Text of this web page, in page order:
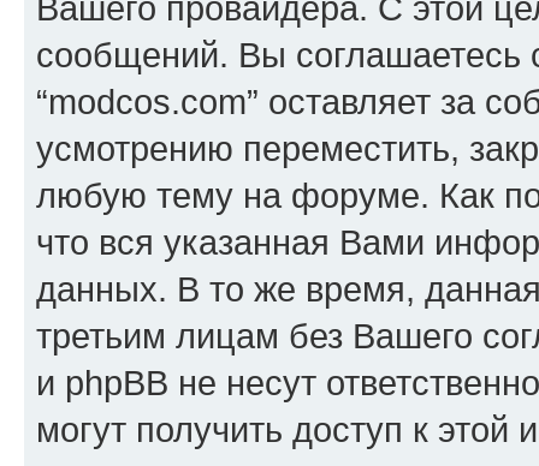
сообщений. Вы соглашаетесь
“modcos.com” оставляет за
усмотрению переместить,
любую тему на форуме. Как
что вся указанная Вами
данных. В то же время,
третьим лицам без Вашего
и phpBB не несут
могут получить доступ к